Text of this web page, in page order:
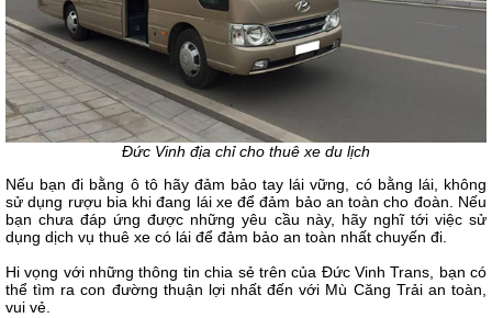
Đức Vinh địa chỉ cho thuê xe du lịch
Nếu bạn đi bằng ô tô hãy đảm bảo tay lái vững, có bằng lái, không
sử dụng rượu bia khi đang lái xe để đảm bảo an toàn cho đoàn. Nếu
bạn chưa đáp ứng được những yêu cầu này, hãy nghĩ tới việc sử
dụng dịch vụ thuê xe có lái để đảm bảo an toàn nhất chuyến đi.
Hi vọng với những thông tin chia sẻ trên của Đức Vinh Trans, bạn có
thể tìm ra con đường thuận lợi nhất đến với Mù Căng Trải an toàn,
vui vẻ.